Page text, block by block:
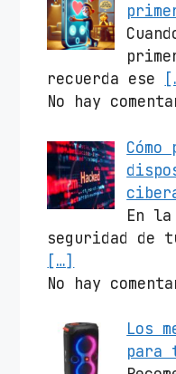
recuerda ese
No hay
En
seguridad de
[…]
No hay
Los
para